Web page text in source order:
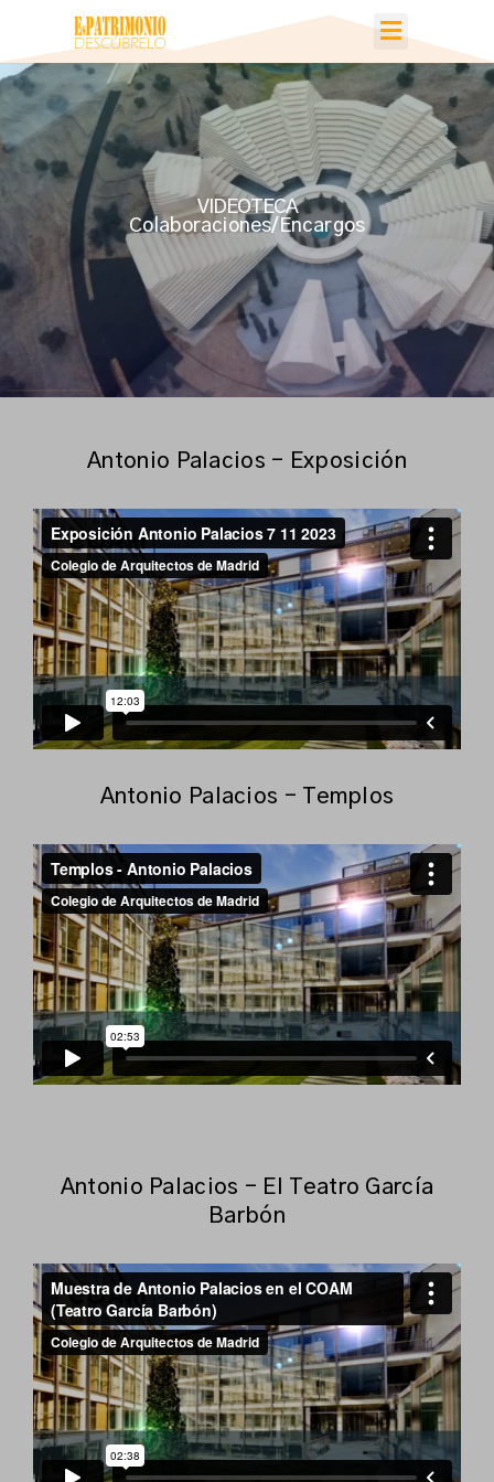
VIDEOTECA
Colaboraciones/Encargos
Antonio Palacios - El Teatro García
Barbón
Antonio Palacios - Templos
Antonio Palacios - Exposición